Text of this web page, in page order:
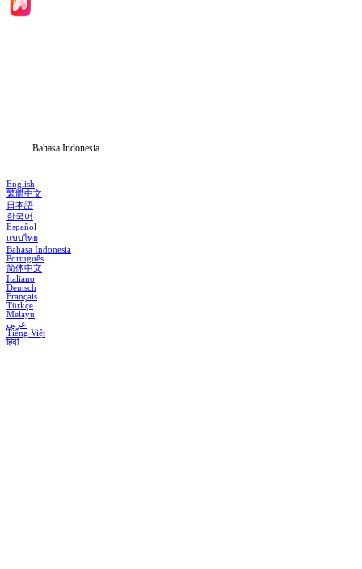
Bahasa Indonesia
English
繁體中文
日本語
한국어
Español
แบบไทย
Bahasa Indonesia
Português
简体中文
Italiano
Deutsch
Français
Türkçe
Melayu
عربي
Tiếng Việt
हिंदी